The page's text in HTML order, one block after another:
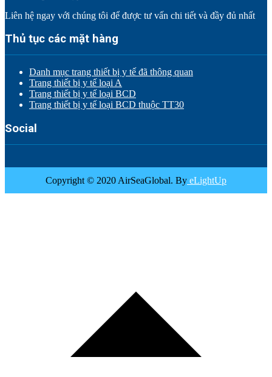
Liên hệ ngay với chúng tôi để được tư vấn chi tiết và đầy đủ nhất
Thủ tục các mặt hàng
Danh mục trang thiết bị y tế đã thông quan
Trang thiết bị y tế loại A
Trang thiết bị y tế loại BCD
Trang thiết bị y tế loại BCD thuộc TT30
Social
Copyright © 2020 AirSeaGlobal. By eLightUp